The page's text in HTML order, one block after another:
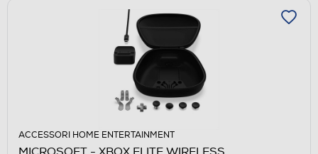
ACCESSORI HOME ENTERTAINMENT